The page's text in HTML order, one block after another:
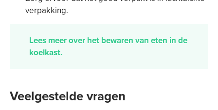
verpakking.
Lees meer over het bewaren van eten in de
koelkast.
Veelgestelde vragen